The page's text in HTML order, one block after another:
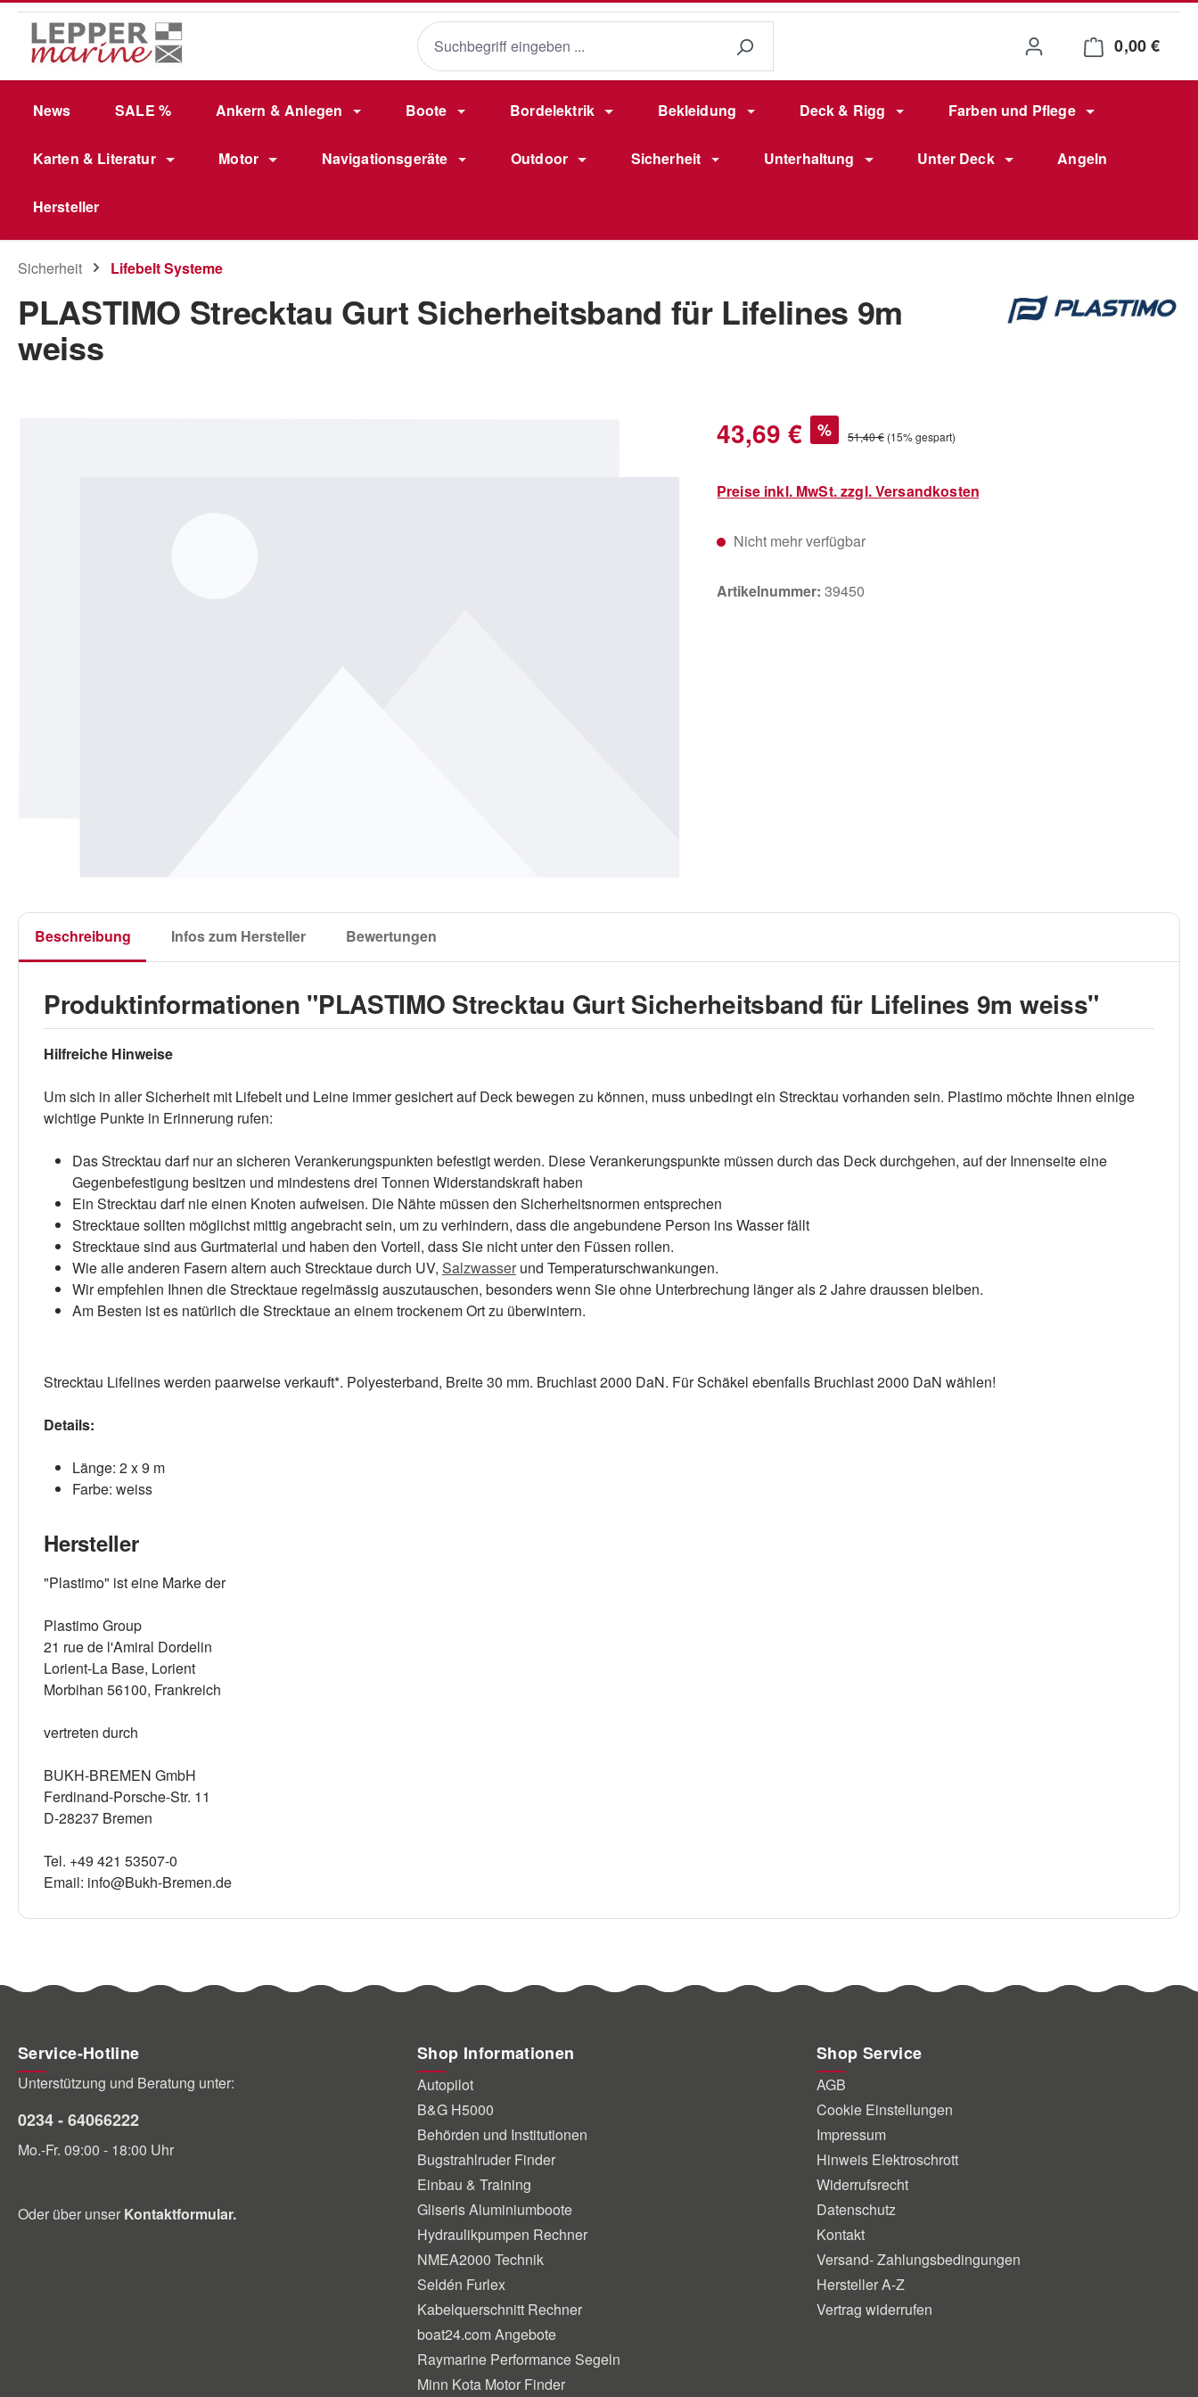
Hauptinhalt springen
Zur Suche springen
Zur Hauptnavigation springen
0,00 €
News SALE % Ankern & Anlegen Boote Bordelektrik Bekleidung Deck & Rigg Farben und Pflege
Karten & Literatur Motor Navigationsgeräte Outdoor Sicherheit Unterhaltung Unter Deck Angeln
Hersteller
Sicherheit Lifebelt Systeme
PLASTIMO Strecktau Gurt Sicherheitsband für Lifelines 9m
weiss
Verkaufspreis:
43,69 € % Regulärer Preis:
51,40 € (15% gespart)
Preise inkl. MwSt. zzgl. Versandkosten
Nicht mehr verfügbar
Artikelnummer: 39450
Beschreibung Infos zum Hersteller Bewertungen
Produktinformationen "PLASTIMO Strecktau Gurt Sicherheitsband für Lifelines 9m weiss"
Hilfreiche Hinweise
Um sich in aller Sicherheit mit Lifebelt und Leine immer gesichert auf Deck bewegen zu können, muss unbedingt ein Strecktau vorhanden sein. Plastimo möchte Ihnen einige
wichtige Punkte in Erinnerung rufen:
Das Strecktau darf nur an sicheren Verankerungspunkten befestigt werden. Diese Verankerungspunkte müssen durch das Deck durchgehen, auf der Innenseite eine
Gegenbefestigung besitzen und mindestens drei Tonnen Widerstandskraft haben
Ein Strecktau darf nie einen Knoten aufweisen. Die Nähte müssen den Sicherheitsnormen entsprechen
Strecktaue sollten möglichst mittig angebracht sein, um zu verhindern, dass die angebundene Person ins Wasser fällt
Strecktaue sind aus Gurtmaterial und haben den Vorteil, dass Sie nicht unter den Füssen rollen.
Wie alle anderen Fasern altern auch Strecktaue durch UV, Salzwasser und Temperaturschwankungen.
Wir empfehlen Ihnen die Strecktaue regelmässig auszutauschen, besonders wenn Sie ohne Unterbrechung länger als 2 Jahre draussen bleiben.
Am Besten ist es natürlich die Strecktaue an einem trockenem Ort zu überwintern.
Strecktau Lifelines werden paarweise verkauft*. Polyesterband, Breite 30 mm. Bruchlast 2000 DaN. Für Schäkel ebenfalls Bruchlast 2000 DaN wählen!
Details:
Länge: 2 x 9 m
Farbe: weiss
Hersteller
"Plastimo" ist eine Marke der
Plastimo Group
21 rue de l'Amiral Dordelin
Lorient-La Base, Lorient
Morbihan 56100, Frankreich
vertreten durch
BUKH-BREMEN GmbH
Ferdinand-Porsche-Str. 11
D-28237 Bremen
Tel. +49 421 53507-0
Email: info@Bukh-Bremen.de
Service-Hotline
Unterstützung und Beratung unter:
0234 - 64066222
Mo.-Fr. 09:00 - 18:00 Uhr
Oder über unser Kontaktformular.
Shop Informationen
Autopilot
B&G H5000
Behörden und Institutionen
Bugstrahlruder Finder
Einbau & Training
Gliseris Aluminiumboote
Hydraulikpumpen Rechner
NMEA2000 Technik
Seldén Furlex
Kabelquerschnitt Rechner
boat24.com Angebote
Raymarine Performance Segeln
Minn Kota Motor Finder
Shop Service
AGB
Cookie Einstellungen
Impressum
Hinweis Elektroschrott
Widerrufsrecht
Datenschutz
Kontakt
Versand- Zahlungsbedingungen
Hersteller A-Z
Vertrag widerrufen